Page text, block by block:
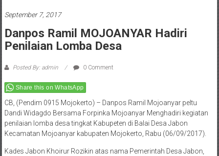
September 7, 2017
Danpos Ramil MOJOANYAR Hadiri
Penilaian Lomba Desa
Posted By: admin 0 Comment
Share this on WhatsApp
CB, (Pendim 0915 Mojokerto) – Danpos Ramil Mojoanyar peltu
Dandi Widagdo Bersama Forpinka Mojoanyar Menghadiri kegiatan
penilaian lomba desa tingkat Kabupeten di Balai Desa Jabon
Kecamatan Mojoanyar kabupaten Mojokerto, Rabu (06/09/2017).
Kades Jabon Khoirur Rozikin atas nama Pemerintah Desa Jabon,